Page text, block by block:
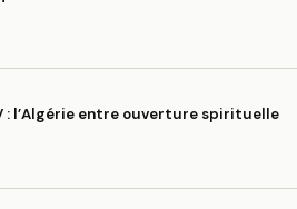
: l’Algérie entre ouverture spirituelle